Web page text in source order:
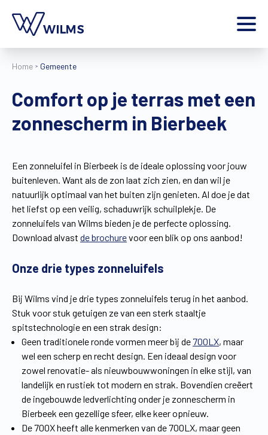
Gratis brochure
Home
Producten
Contact
Extra
Jobs
Wilms World
NL
Home Gemeente
Comfort op je terras met een
zonnescherm in Bierbeek
Een zonneluifel in Bierbeek is de ideale oplossing voor jouw
buitenleven. Want als de zon laat zich zien, en dan wil je
natuurlijk optimaal van het buiten zijn genieten. Al doe je dat
het liefst op een veilig, schaduwrijk schuilplekje. De
zonneluifels van Wilms bieden je de perfecte oplossing.
Download alvast de brochurevoor een blik op ons aanbod!
Onze drie types zonneluifels
Bij Wilms vind je drie types zonneluifels terug in het aanbod.
Stuk voor stuk getuigen ze van een sterk staaltje
spitstechnologie en een strak design:
Geen traditionele ronde vormen meer bij de 700LX, maar
wel een scherp en recht design. Een ideaal design voor
zowel renovatie- als nieuwbouwwoningen in elke stijl, van
landelijk en rustiek tot modern en strak. Bovendien creëert
de ingebouwde ledverlichting onder je zonnescherm in
Bierbeek een gezellige sfeer, elke keer opnieuw.
De 700X heeft alle kenmerken van de 700LX, maar geen